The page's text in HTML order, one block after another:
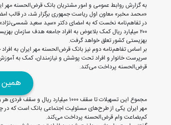
به گزارش روابط عمومی و امور مشتریان بانک قرض‌الحسنه مهر
«محمد مخبر» معاون اول ریاست جمهوری برگزار شد، در قالب امضای ۲ تفاهم‌نامه کمک‌های بانک به سازمان بهزیستی
در تفاهم‌نامه نخست که به امضای دکتر «سید سعید
۲۰۰ میلیارد ریال کمک بلاعوض به افراد جامعه هدف
بهزیستی کشور تعلق خواهد گرفت.
بر اساس تفاهم‌نامه دوم نیز بانک قرض‌الحسنه مهر ایران به
سرپرست خانوار و افراد تحت پوشش و نیازمندان، کمک به
قرض‌الحسنه پرداخت می‌کند.
همین
مهر ایران یکی از طرح‌های مسئولیت اجتماعی بانک است که در
کم‌بضاعت وام قرض‌الحسنه پرداخت می‌کند.